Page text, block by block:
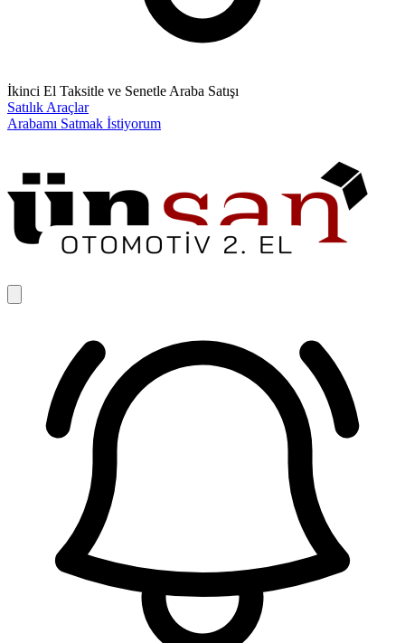
İkinci El Taksitle ve Senetle Araba Satışı
Satılık Araçlar
Arabamı Satmak İstiyorum